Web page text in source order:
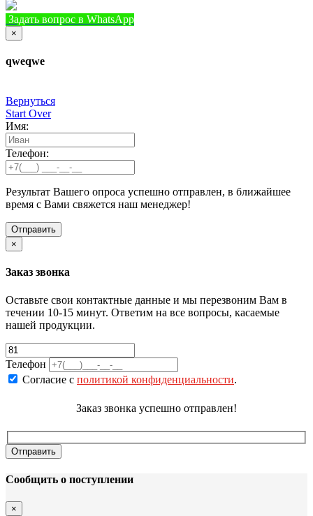
Задать вопрос в WhatsApp
×
qweqwe
Вернуться
Start Over
Имя:
Телефон:
Результат Вашего опроса успешно отправлен, в ближайшее
время с Вами свяжется наш менеджер!
×
Заказ звонка
Оставьте свои контактные данные и мы перезвоним Вам в
течении 10-15 минут. Ответим на все вопросы, касаемые
нашей продукции.
Телефон
Согласие с политикой конфиденциальности.
Заказ звонка успешно отправлен!
Сообщить о поступлении
×